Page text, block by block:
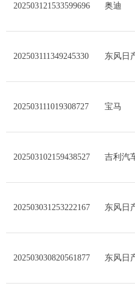
202503121533599696 奥迪
202503111349245330 东风日
202503111019308727 宝马
202503102159438527 吉利汽
202503031253222167 东风日
202503030820561877 东风日